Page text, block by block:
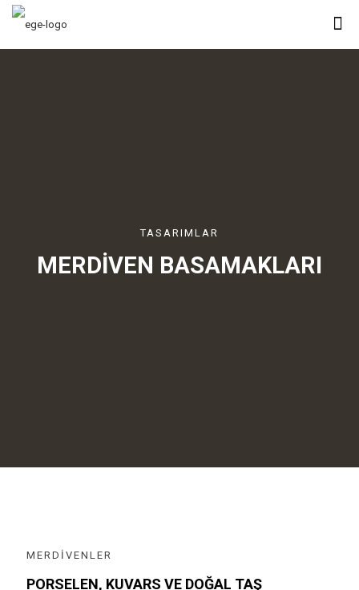
TASARIMLAR
MERDİVEN BASAMAKLARI
MERDİVENLER
PORSELEN, KUVARS VE DOĞAL TAŞ